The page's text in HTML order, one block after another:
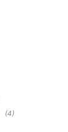
(4)